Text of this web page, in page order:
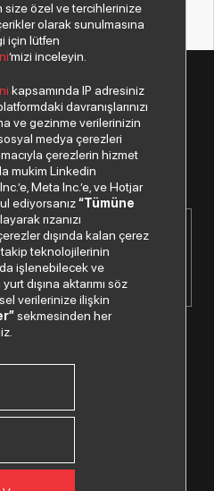
A.Ş. Tüm hakları saklıdır.
işlenmesi hususunda
izni veriyorum.
size özel ve tercihlerinize
olarak sunulmasına
için lütfen
’mizi inceleyin.
kapsamında IP adresiniz
davranışlarınızı
ve gezinme verilerinizin
medya çerezleri
çerezlerin hizmet
mukim Linkedin
Meta Inc.’e, ve Hotjar
ediyorsanız“Tümüne
rızanızı
dışında kalan çerez
teknolojilerinin
işlenebilecek ve
yurt dışına aktarımı söz
verilerinize ilişkin
sekmesinden her